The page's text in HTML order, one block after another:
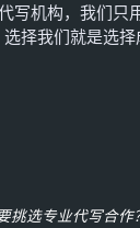
写机构，我们只
择我们就是选择
挑选专业代写合作